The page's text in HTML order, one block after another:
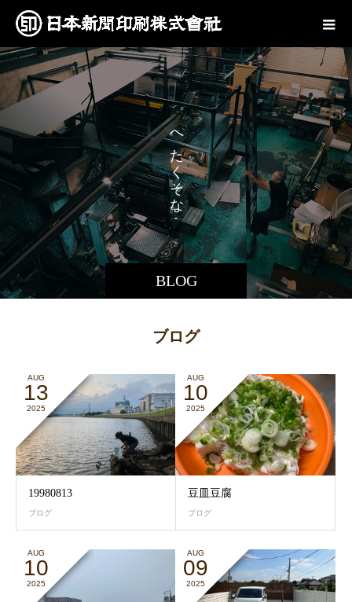
BLOG
へ
た
く
そ
な
。
で
も
、
ブログ
AUG
13
2025
19980813
ブログ
AUG
10
2025
豆皿豆腐
ブログ
AUG
10
2025
AUG
09
2025